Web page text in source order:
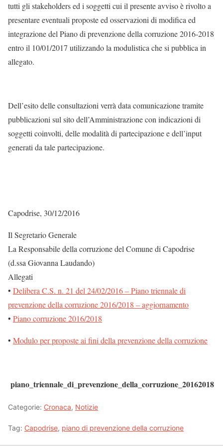
tutti gli stakeholders ed i soggetti cui il presente avviso è rivolto a
presentare eventuali proposte ed osservazioni di modifica ed
integrazione del Piano di prevenzione della corruzione 2016-2018
entro il 10/01/2017 utilizzando la modulistica che si pubblica in
allegato.
Dell’esito delle consultazioni verrà data comunicazione tramite
pubblicazioni sul sito dell’Amministrazione con indicazioni di
soggetti coinvolti, delle modalità di partecipazione e dell’input
generati da tale partecipazione.
Capodrise, 30/12/2016
Il Segretario Generale
La Responsabile della corruzione del Comune di Capodrise
(d.ssa Giovanna Laudando)
Allegati
• Delibera C.S. n. 21 del 24/02/2016 – Piano triennale di
prevenzione della corruzione 2016/2018 – aggiornamento
• Piano corruzione 2016/2018
• Modulo per proposte ai fini della prevenzione della corruzione
piano_triennale_di_prevenzione_della_corruzione_20162018
Categorie: Cronaca, Notizie
Tag: Capodrise, piano di prevenzione della corruzione